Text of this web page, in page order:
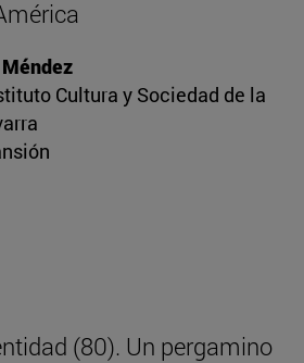
Cultura y Sociedad de la
(80). Un pergamino